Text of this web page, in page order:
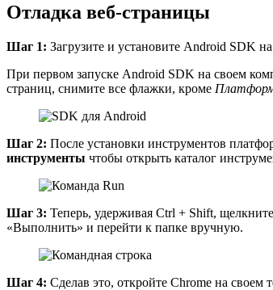
Отладка веб-страницы
Шаг 1: Загрузите и установите Android SDK
При первом запуске Android SDK на своем
страниц, снимите все флажки, кроме
Шаг 2: После установки инструментов
инструменты чтобы открыть каталог
Шаг 3: Теперь, удерживая Ctrl + Shift,
«Выполнить» и перейти к папке вручную.
Шаг 4: Сделав это, откройте Chrome на своем